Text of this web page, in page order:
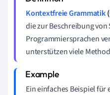
Kontextfreie Grammatik
die zur Beschreibung von
Programmiersprachen
unterstützen viele
Ein einfaches Beispiel für